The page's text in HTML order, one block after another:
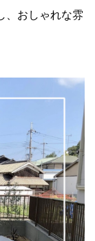
、おしゃれな雰